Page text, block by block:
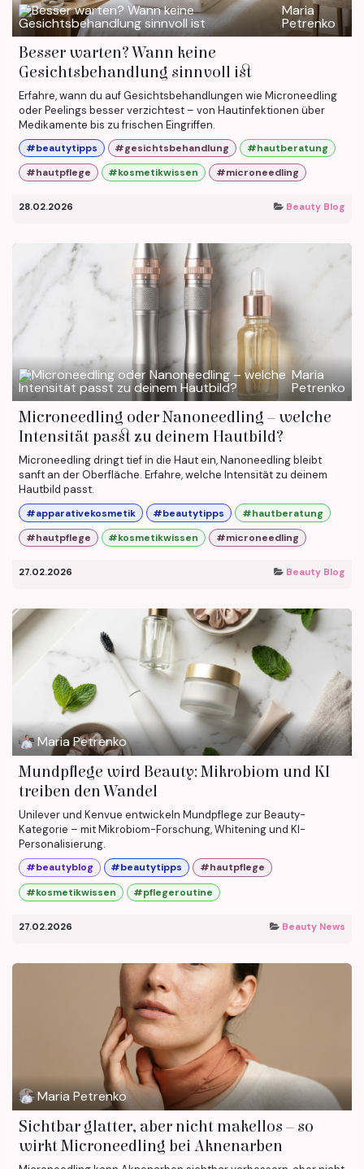
Maria
Petrenko
Besser warten? Wann keine
Gesichtsbehandlung sinnvoll ist
Erfahre, wann du auf Gesichtsbehandlungen wie Microneedling
oder Peelings besser verzichtest – von Hautinfektionen über
Medikamente bis zu frischen Eingriffen.
#beautytipps #gesichtsbehandlung
#hautberatung
#hautpflege
#kosmetikwissen #microneedling
28.02.2026 Beauty Blog
Maria
Petrenko
Microneedling oder Nanoneedling – welche
Intensität passt zu deinem Hautbild?
Microneedling dringt tief in die Haut ein, Nanoneedling bleibt
sanft an der Oberfläche. Erfahre, welche Intensität zu deinem
Hautbild passt.
#apparativekosmetik #beautytipps
#hautberatung
#hautpflege
#kosmetikwissen #microneedling
27.02.2026 Beauty Blog
Maria Petrenko
Mundpflege wird Beauty: Mikrobiom und KI
treiben den Wandel
Unilever und Kenvue entwickeln Mundpflege zur Beauty-
Kategorie – mit Mikrobiom-Forschung, Whitening und KI-
Personalisierung.
#beautyblog #beautytipps
#hautpflege
#kosmetikwissen
#pflegeroutine
27.02.2026 Beauty News
Maria Petrenko
Sichtbar glatter, aber nicht makellos – so
wirkt Microneedling bei Aknenarben